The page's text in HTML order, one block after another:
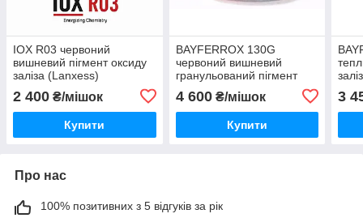
IOX R03 червоний
вишневий пігмент оксиду
заліза (Lanxess)
2 400 ₴/мішок
Купити
BAYFERROX 130G
червоний вишневий
гранульований пігмент
4 600₴/мішок
Купити
3
Про нас
100% позитивних з 5 відгуків за рік